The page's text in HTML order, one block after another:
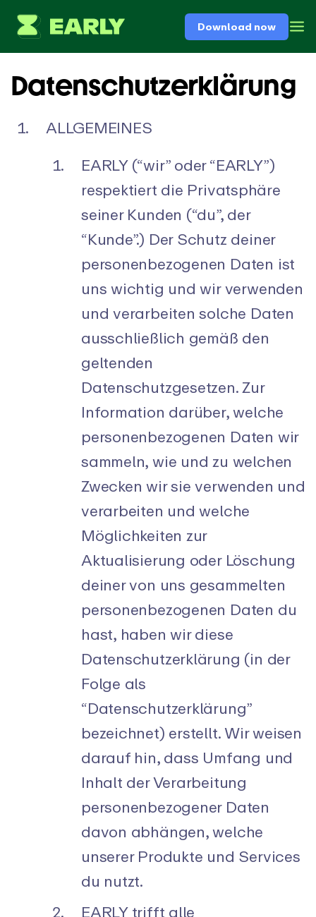
Download now
Datenschutzerklärung
ALLGEMEINES
EARLY (“wir” oder “EARLY”)
respektiert die Privatsphäre
seiner Kunden (“du”, der
“Kunde”.) Der Schutz deiner
personenbezogenen Daten ist
uns wichtig und wir verwenden
und verarbeiten solche Daten
ausschließlich gemäß den
geltenden
Datenschutzgesetzen. Zur
Information darüber, welche
personenbezogenen Daten wir
sammeln, wie und zu welchen
Zwecken wir sie verwenden und
verarbeiten und welche
Möglichkeiten zur
Aktualisierung oder Löschung
deiner von uns gesammelten
personenbezogenen Daten du
hast, haben wir diese
Datenschutzerklärung (in der
Folge als
“Datenschutzerklärung”
bezeichnet) erstellt. Wir weisen
darauf hin, dass Umfang und
Inhalt der Verarbeitung
personenbezogener Daten
davon abhängen, welche
unserer Produkte und Services
du nutzt.
EARLY trifft alle